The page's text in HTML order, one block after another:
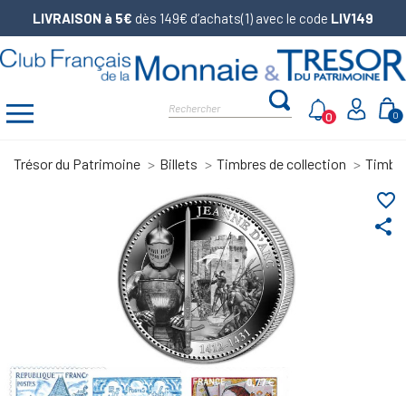
LIVRAISON à 5€ dès 149€ d’achats(1) avec le code LIV149
0
0
Trésor du Patrimoine Billets Timbres de collection
share
favorite_border